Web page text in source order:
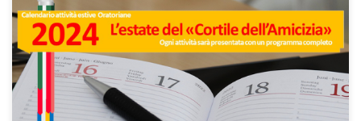
“Camminate coi piedi per terra e col cuore abitate il cielo.” Questo è il
calendario dell’estate dell’oratorio. Calendario già superato per
alcune date, calendario incompleto perché questa comunità è ricca
e in fermento. L’oratorio con i piedi per terra ci obbliga a